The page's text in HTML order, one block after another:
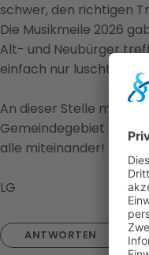
schwer, den richtigen
Die Musikmeile 2026
Alt- und Neubürger
einfach nur luschtig zu
An dieser Stelle
Gemeindegebiet und
alle miteinander!
LG
ANTWORTEN